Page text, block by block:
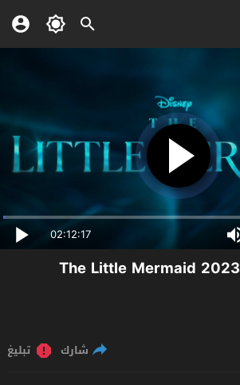
02:12:17
مشاهدة فيلم The Little Mermaid 2023
شارك تبليغ